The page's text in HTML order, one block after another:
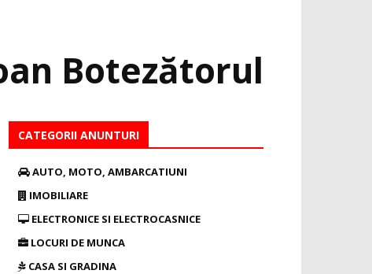
Botezătorul
CATEGORII ANUNTURI
AUTO, MOTO, AMBARCATIUNI
IMOBILIARE
ELECTRONICE SI ELECTROCASNICE
LOCURI DE MUNCA
CASA SI GRADINA